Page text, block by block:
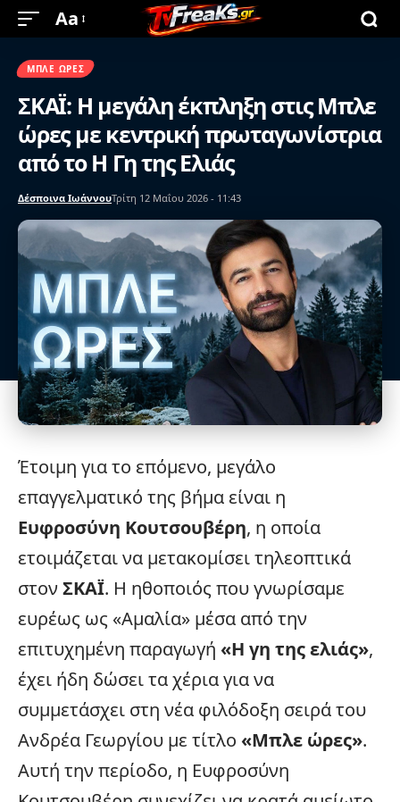
Aa
ΜΠΛΕ ΏΡΕΣ
ΣΚΑΪ: Η μεγάλη έκπληξη στις Μπλε
ώρες με κεντρική πρωταγωνίστρια
από τo H Γη της Eλιάς
Δέσποινα ΙωάννουΤρίτη 12 Μαΐου 2026 - 11:43
Έτοιμη για το επόμενο, μεγάλο
επαγγελματικό της βήμα είναι η
Ευφροσύνη Κουτσουβέρη, η οποία
ετοιμάζεται να μετακομίσει τηλεοπτικά
στον ΣΚΑΪ. Η ηθοποιός που γνωρίσαμε
ευρέως ως «Αμαλία» μέσα από την
επιτυχημένη παραγωγή «Η γη της ελιάς»,
έχει ήδη δώσει τα χέρια για να
συμμετάσχει στη νέα φιλόδοξη σειρά του
Ανδρέα Γεωργίου με τίτλο «Μπλε ώρες».
Αυτή την περίοδο, η Ευφροσύνη